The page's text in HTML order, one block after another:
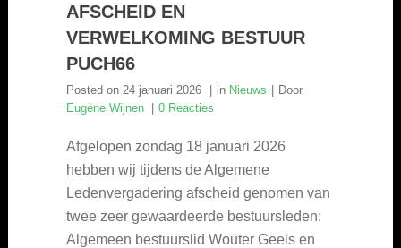
AFSCHEID EN
VERWELKOMING BESTUUR
PUCH66
Posted on 24 januari 2026 in Nieuws
Door
Eugène Wijnen
0 Reacties
Afgelopen zondag 18 januari 2026
hebben wij tijdens de Algemene
Ledenvergadering afscheid genomen van
twee zeer gewaardeerde bestuursleden:
Algemeen bestuurslid Wouter Geels en